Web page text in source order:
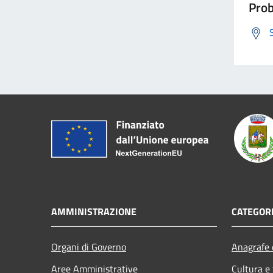
AMMINISTRAZIONE
Organi di Governo
Aree Amministrative
Cultura